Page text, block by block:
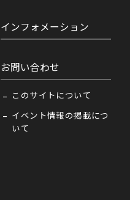
インフォメーション
お問い合わせ
このサイトについて
イベント情報の掲載につ
いて